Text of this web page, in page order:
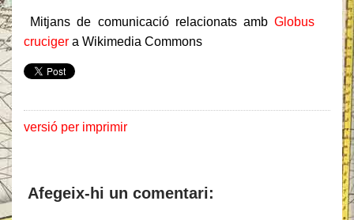
Mitjans de comunicació relacionats ambGlobus
cruciger a Wikimedia Commons
versió per imprimir
Afegeix-hi un comentari: